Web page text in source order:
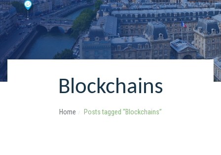
Blockchains
Home Posts tagged “Blockchains”